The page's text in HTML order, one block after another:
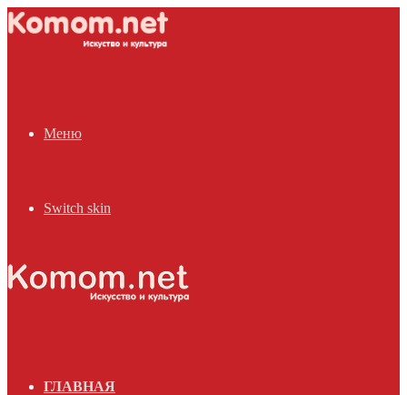
Меню
Switch skin
ГЛАВНАЯ